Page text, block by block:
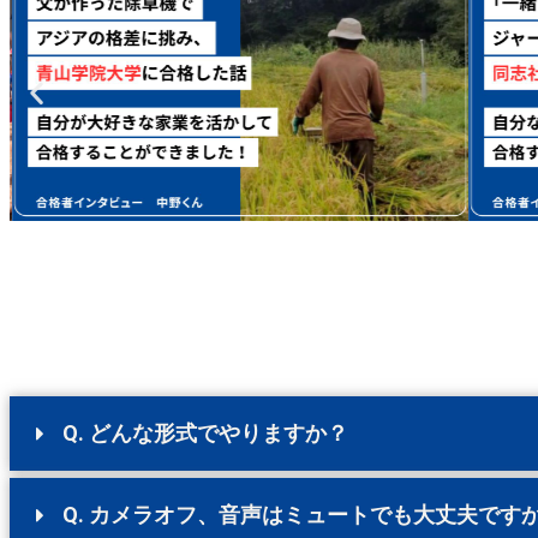
Q. どんな形式でやりますか？
Q. カメラオフ、音声はミュートでも大丈夫です